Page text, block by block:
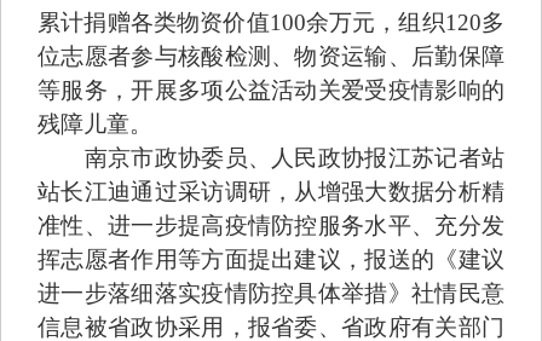
累计捐赠各类物资价值100余万元，组织120多
位志愿者参与核酸检测、物资运输、后勤保障
等服务，开展多项公益活动关爱受疫情影响的
残障儿童。
南京市政协委员、人民政协报江苏记者站
站长江迪通过采访调研，从增强大数据分析精
准性、进一步提高疫情防控服务水平、充分发
挥志愿者作用等方面提出建议，报送的《建议
进一步落细落实疫情防控具体举措》社情民意
信息被省政协采用，报省委、省政府有关部门